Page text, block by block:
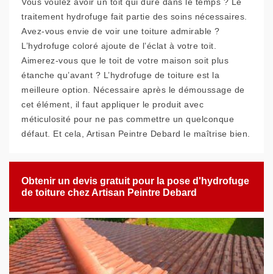
traitement hydrofuge fait partie des soins nécessaires.
Avez-vous envie de voir une toiture admirable ?
L’hydrofuge coloré ajoute de l’éclat à votre toit.
Aimerez-vous que le toit de votre maison soit plus
étanche qu’avant ? L’hydrofuge de toiture est la
meilleure option. Nécessaire après le démoussage de
cet élément, il faut appliquer le produit avec
méticulosité pour ne pas commettre un quelconque
défaut. Et cela, Artisan Peintre Debard le maîtrise bien.
Obtenir un devis gratuit pour la pose d'hydrofuge
de toiture chez Artisan Peintre Debard